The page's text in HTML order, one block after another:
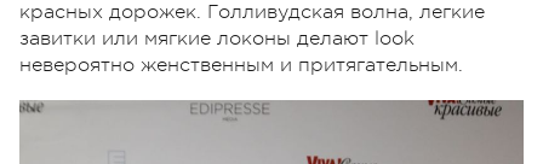
красных дорожек. Голливудская волна, легкие
завитки или мягкие локоны делают look
невероятно женственным и притягательным.